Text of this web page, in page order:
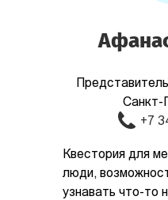
Санкт-
+7
Квестория для
люди,
узнавать что-то